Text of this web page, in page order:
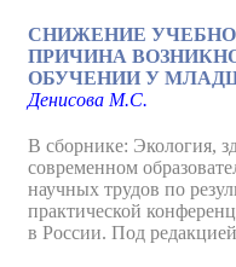
СНИЖЕНИЕ
ПРИЧИНА
ОБУЧЕНИИ У
Денисова М.С.
В сборнике: Экология,
современном
научных трудов по
практической
в России. Под